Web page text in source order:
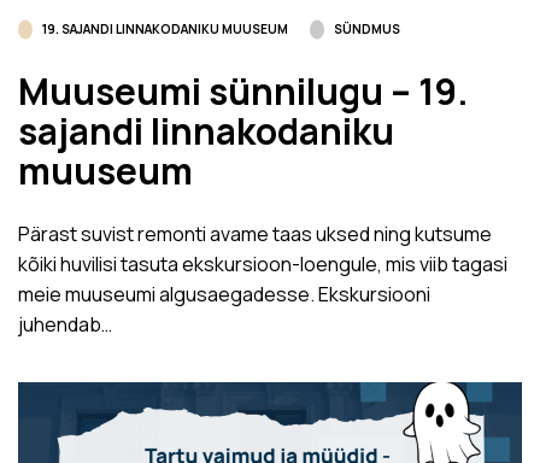
19. SAJANDI LINNAKODANIKU MUUSEUM SÜNDMUS
Muuseumi sünnilugu – 19.
sajandi linnakodaniku
muuseum
Pärast suvist remonti avame taas uksed ning kutsume
kõiki huvilisi tasuta ekskursioon-loengule, mis viib tagasi
meie muuseumi algusaegadesse. Ekskursiooni
juhendab…